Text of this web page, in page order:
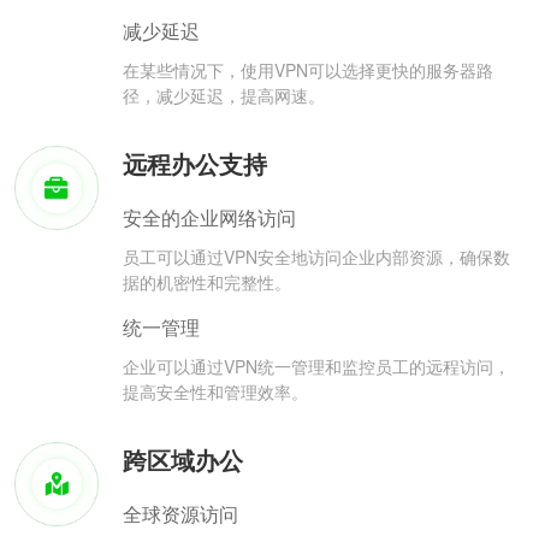
减少延迟
在某些情况下，使用VPN可以选择更快的服务器路
径，减少延迟，提高网速。
远程办公支持
安全的企业网络访问
员工可以通过VPN安全地访问企业内部资源，确保数
据的机密性和完整性。
统一管理
企业可以通过VPN统一管理和监控员工的远程访问，
提高安全性和管理效率。
跨区域办公
全球资源访问